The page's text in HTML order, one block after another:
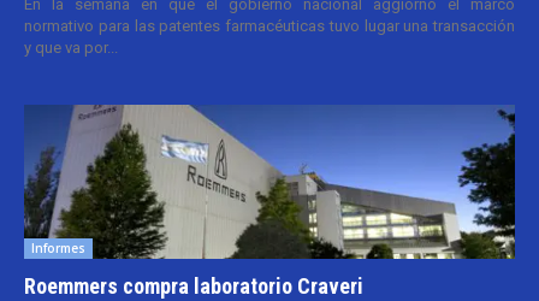
En la semana en que el gobierno nacional aggiornó el marco
normativo para las patentes farmacéuticas tuvo lugar una transacción
y que va por...
Informes
Roemmers compra laboratorio Craveri